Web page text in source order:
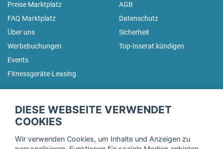
Preise Marktplatz
FAQ Marktplatz
Über uns
Werbebuchungen
Events
Fitnessgeräte-Leasing
AGB
Datenschutz
Sicherheit
Top-Inserat kündigen
Trage dich hier für unseren Newsletter ein und erhalte regelmäßig
DIESE WEBSEITE VERWENDET
COOKIES
Wir verwenden Cookies, um Inhalte und Anzeigen zu